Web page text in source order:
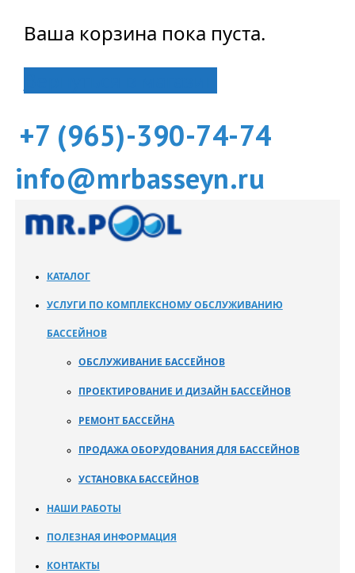
Ваша корзина пока пуста.
+7 (965)-390-74-74
info@mrbasseyn.ru
КАТАЛОГ
УСЛУГИ ПО КОМПЛЕКСНОМУ ОБСЛУЖИВАНИЮ
БАССЕЙНОВ
ОБСЛУЖИВАНИЕ БАССЕЙНОВ
ПРОЕКТИРОВАНИЕ И ДИЗАЙН БАССЕЙНОВ
РЕМОНТ БАССЕЙНА
ПРОДАЖА ОБОРУДОВАНИЯ ДЛЯ БАССЕЙНОВ
УСТАНОВКА БАССЕЙНОВ
НАШИ РАБОТЫ
ПОЛЕЗНАЯ ИНФОРМАЦИЯ
КОНТАКТЫ